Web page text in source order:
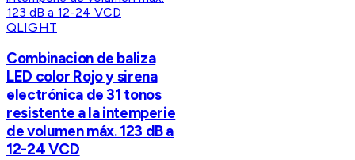
QLIGHT
Combinacion de baliza
LED color Rojo y sirena
electrónica de 31 tonos
resistente a la intemperie
de volumen máx. 123 dB a
12-24 VCD